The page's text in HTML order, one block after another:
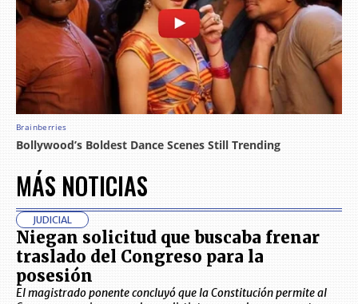
MÁS NOTICIAS
JUDICIAL
Niegan solicitud que buscaba frenar
traslado del Congreso para la
posesión
El magistrado ponente concluyó que la Constitución permite al